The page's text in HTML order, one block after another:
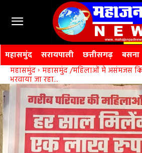
महासमुंद सरायपाली छत्तीसगढ़ बसना
महासमुंद महासमुंद /महिलाओं मे असंमजस
भरवाया जा रहा...